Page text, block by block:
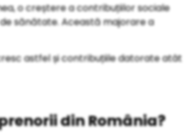
o creștere a contribuțiilor sociale
sănătate. Această majorare a
astfel și contribuțiile datorate atât
din România?